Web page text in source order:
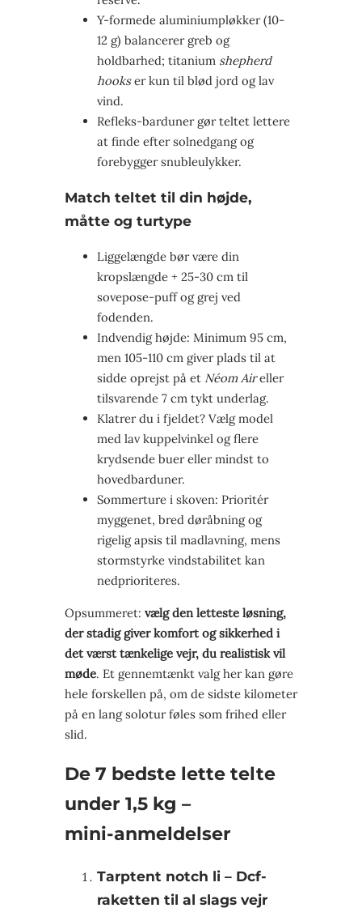
Y-formede aluminiumpløkker (10-
12 g) balancerer greb og
holdbarhed; titanium shepherd
hookser kun til blød jord og lav
vind.
Refleks-barduner gør teltet lettere
at finde efter solnedgang og
forebygger snubleulykker.
Match teltet til din højde,
måtte og turtype
Liggelængde bør være din
kropslængde + 25-30 cm til
sovepose-puff og grej ved
fodenden.
Indvendig højde: Minimum 95 cm,
men 105-110 cm giver plads til at
sidde oprejst på et Néom Aireller
tilsvarende 7 cm tykt underlag.
Klatrer du i fjeldet? Vælg model
med lav kuppelvinkel og flere
krydsende buer eller mindst to
hovedbarduner.
Sommerture i skoven: Prioritér
myggenet, bred døråbning og
rigelig apsis til madlavning, mens
stormstyrke vindstabilitet kan
nedprioriteres.
Opsummeret: vælg den letteste løsning,
der stadig giver komfort og sikkerhed i
det værst tænkelige vejr, du realistisk vil
møde. Et gennemtænkt valg her kan gøre
hele forskellen på, om de sidste kilometer
på en lang solotur føles som frihed eller
slid.
De 7 bedste lette telte
under 1,5 kg –
mini‑anmeldelser
Tarptent notch li – Dcf-
raketten til al slags vejr